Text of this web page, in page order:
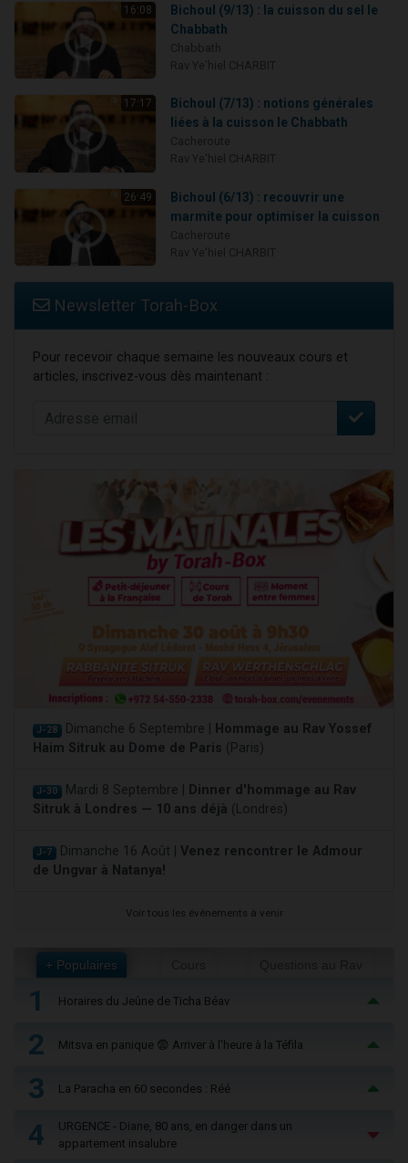
16:08
Bichoul (9/13) : la cuisson du sel le
Chabbath
17:17
Bichoul (7/13) : notions générales
liées à la cuisson le Chabbath
26:49
Bichoul (6/13) : recouvrir une
marmite pour optimiser la cuisson
Newsletter Torah-Box
Pour recevoir chaque semaine les nouveaux cours et
articles, inscrivez-vous dès maintenant :
J-28 Dimanche 6 Septembre | Hommage au Rav Yossef
Haim Sitruk au Dome de Paris (Paris)
J-30 Mardi 8 Septembre | Dinner d'hommage au Rav
Sitruk à Londres — 10 ans déjà (Londres)
J-7 Dimanche 16 Août | Venez rencontrer le Admour
de Ungvar à Natanya!
Voir tous les événements à venir
+ Populaires
1 Horaires du Jeûne de Ticha Béav
2 Mitsva en panique 😨 Arriver à l'heure à la Téfila
3 La Paracha en 60 secondes : Réé
4
URGENCE - Diane, 80 ans, en danger dans un
appartement insalubre